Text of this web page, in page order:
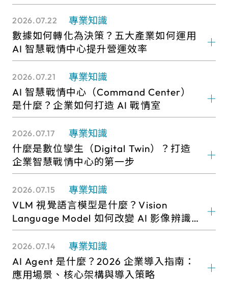
2026.07.22
專業知識
數據如何轉化為決策？五大產業如何運用
AI 智慧戰情中心提升營運效率
2026.07.21
專業知識
AI 智慧戰情中心（Command Center）
是什麼？企業如何打造 AI 戰情室
2026.07.17
專業知識
什麼是數位孿生（Digital Twin）？打造
企業智慧戰情中心的第一步
2026.07.15
專業知識
VLM 視覺語言模型是什麼？Vision
Language Model 如何改變 AI 影像辨識
與智慧監控
2026.07.14
專業知識
AI Agent 是什麼？2026 企業導入指南：
應用場景、核心架構與導入策略